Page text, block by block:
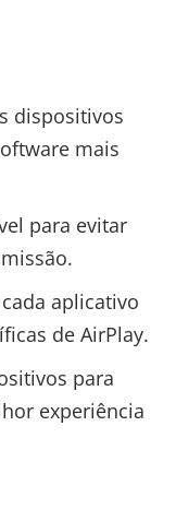
dispositivos
mais
para evitar
aplicativo
de AirPlay.
para
experiência